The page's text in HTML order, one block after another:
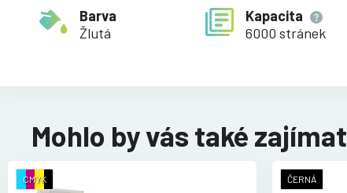
Barva
Žlutá
Kapacita
6000 stránek
Mohlo by vás také zajímat
CMYK ČERNÁ